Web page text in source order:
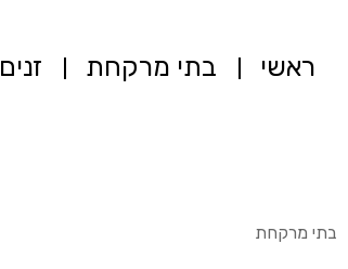
ראשי בתי מרקחת זנים
בתי מרקחת